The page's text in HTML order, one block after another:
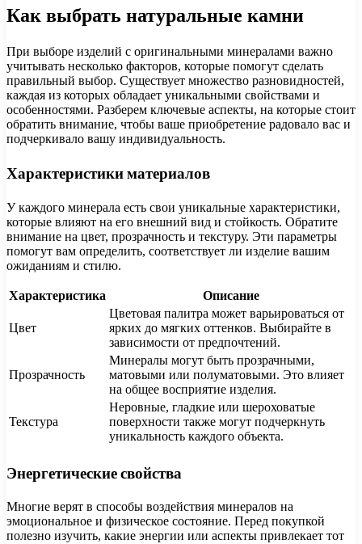
Как выбрать натуральные камни
При выборе изделий с оригинальными минералами важно
учитывать несколько факторов, которые помогут сделать
правильный выбор. Существует множество разновидностей,
каждая из которых обладает уникальными свойствами и
особенностями. Разберем ключевые аспекты, на которые стоит
обратить внимание, чтобы ваше приобретение радовало вас и
подчеркивало вашу индивидуальность.
Характеристики материалов
У каждого минерала есть свои уникальные характеристики,
которые влияют на его внешний вид и стойкость. Обратите
внимание на цвет, прозрачность и текстуру. Эти параметры
помогут вам определить, соответствует ли изделие вашим
ожиданиям и стилю.
Характеристика Описание
Цвет
Цветовая палитра может варьироваться от
ярких до мягких оттенков. Выбирайте в
зависимости от предпочтений.
Прозрачность
Минералы могут быть прозрачными,
матовыми или полуматовыми. Это влияет
на общее восприятие изделия.
Текстура
Неровные, гладкие или шероховатые
поверхности также могут подчеркнуть
уникальность каждого объекта.
Энергетические свойства
Многие верят в способы воздействия минералов на
эмоциональное и физическое состояние. Перед покупкой
полезно изучить, какие энергии или аспекты привлекает тот